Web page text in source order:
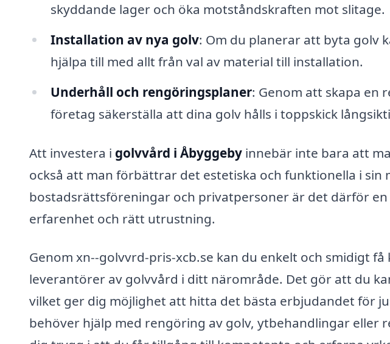
skyddande lager och öka motståndskraften mot slitage.
Installation av nya golv: Om du planerar att byta golv
hjälpa till med allt från val av material till installation.
Underhåll och rengöringsplaner: Genom att skapa en
företag säkerställa att dina golv hålls i toppskick
Att investera i golvvård i Åbyggeby innebär inte bara att
också att man förbättrar det estetiska och funktionella i sin
bostadsrättsföreningar och privatpersoner är det därför
erfarenhet och rätt utrustning.
Genom xn--golvvrd-pris-xcb.se kan du enkelt och smidigt
leverantörer av golvvård i ditt närområde. Det gör att du
vilket ger dig möjlighet att hitta det bästa erbjudandet för
behöver hjälp med rengöring av golv, ytbehandlingar eller